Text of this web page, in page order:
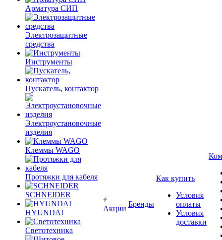
Арматура СИП
Электрозащитные
средства
Инструменты
Пускатель, контактор
Электроустановочные
изделия
Клеммы WAGO
Протяжки для кабеля
SCHNEIDER
HYUNDAI
Светотехника
Акции
Бренды
Как купить
Условия
оплаты
Условия
доставки